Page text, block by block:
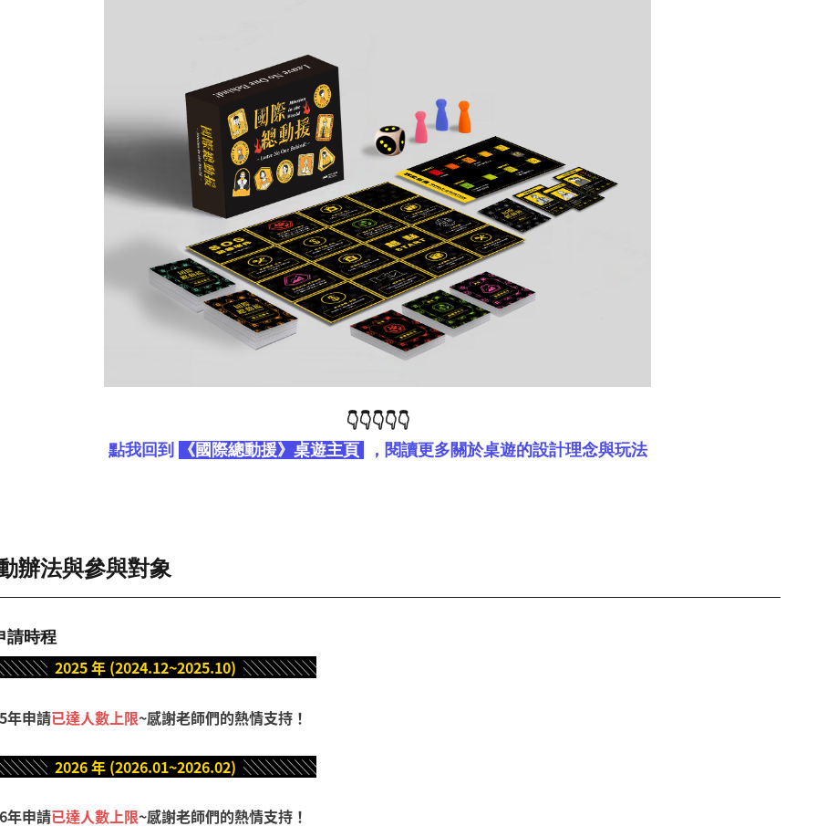
👇👇👇👇👇
點我回到
《國際總動援》桌遊主頁 ，閱讀更多關於桌遊的設計理念與玩法
辦法與參與對象
請時程
2025 年 (2024.12~2025.10) ░░░░░
年申請已達人數上限~感謝老師們的熱情支持！
2026 年 (2026.01~2026.02) ░░░░░
年申請已達人數上限~感謝老師們的熱情支持！